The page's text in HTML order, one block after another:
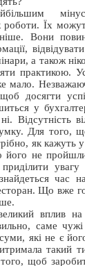
роботи. Їх
Вони
а також
практикою.
мало.
досягти
у
Відсутність
Для того,
як кажуть
його не
увагу
час
Що вже
вплив на
саме
суми, які не є
такий
щоб